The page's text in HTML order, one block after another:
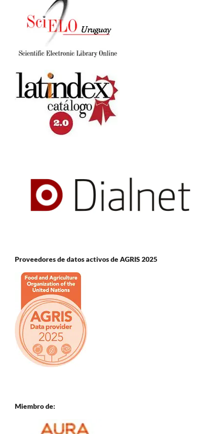
Proveedores de datos activos de AGRIS 2025
Miembro de: